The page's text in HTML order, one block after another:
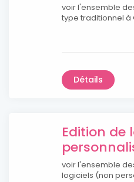
voir l'ensemble
type traditionnel à
Détails
Edition de
voir l'ensemble
logiciels (non